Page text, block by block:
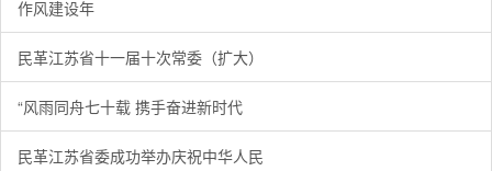
作风建设年
民革江苏省十一届十次常委（扩大）
“风雨同舟七十载 携手奋进新时代
民革江苏省委成功举办庆祝中华人民